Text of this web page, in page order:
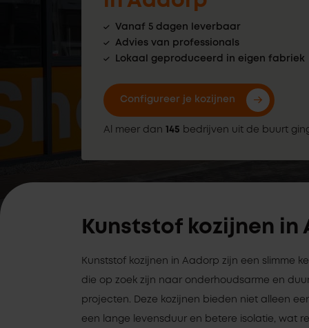
Vanaf 5 dagen leverbaar
Advies van professionals
Lokaal geproduceerd in eigen fabriek
Configureer je kozijnen
Al meer dan 145 bedrijven uit de buurt
Kunststof kozijnen in
Kunststof kozijnen in Aadorp zijn een slimme
die op zoek zijn naar onderhoudsarme en
projecten. Deze kozijnen bieden niet alleen
een lange levensduur en betere isolatie, wat